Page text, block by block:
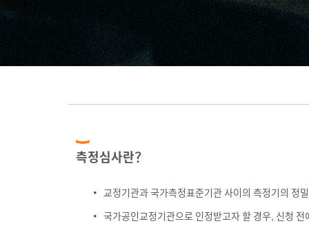
측정심사란?
교정기관과 국가측정표준기관 사이의 측정기의 정
국가공인교정기관으로 인정받고자 할 경우, 신청